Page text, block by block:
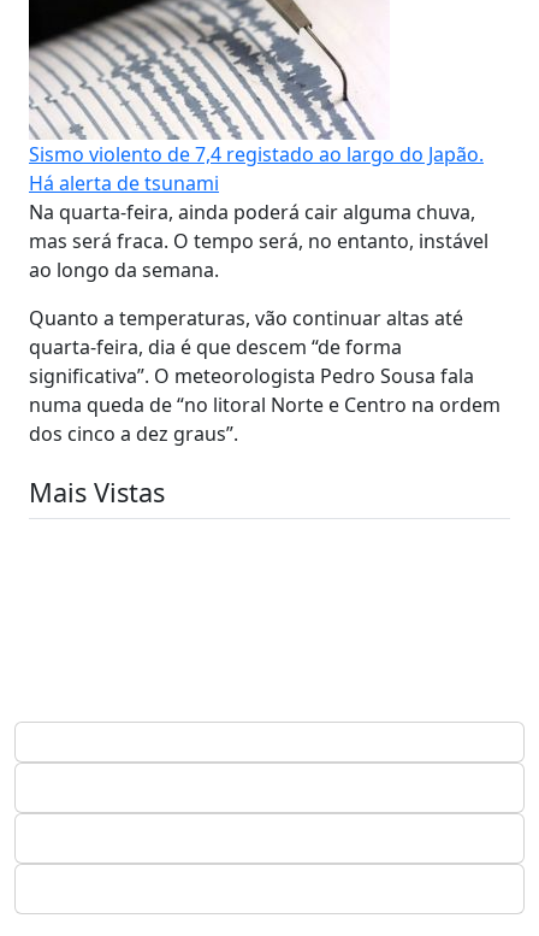
Sismo violento de 7,4 registado ao largo do Japão.
Há alerta de tsunami
Na quarta-feira, ainda poderá cair alguma chuva,
mas será fraca. O tempo será, no entanto, instável
ao longo da semana.
Quanto a temperaturas, vão continuar altas até
quarta-feira, dia é que descem “de forma
significativa”. O meteorologista Pedro Sousa fala
numa queda de “no litoral Norte e Centro na ordem
dos cinco a dez graus”.
Mais Vistas